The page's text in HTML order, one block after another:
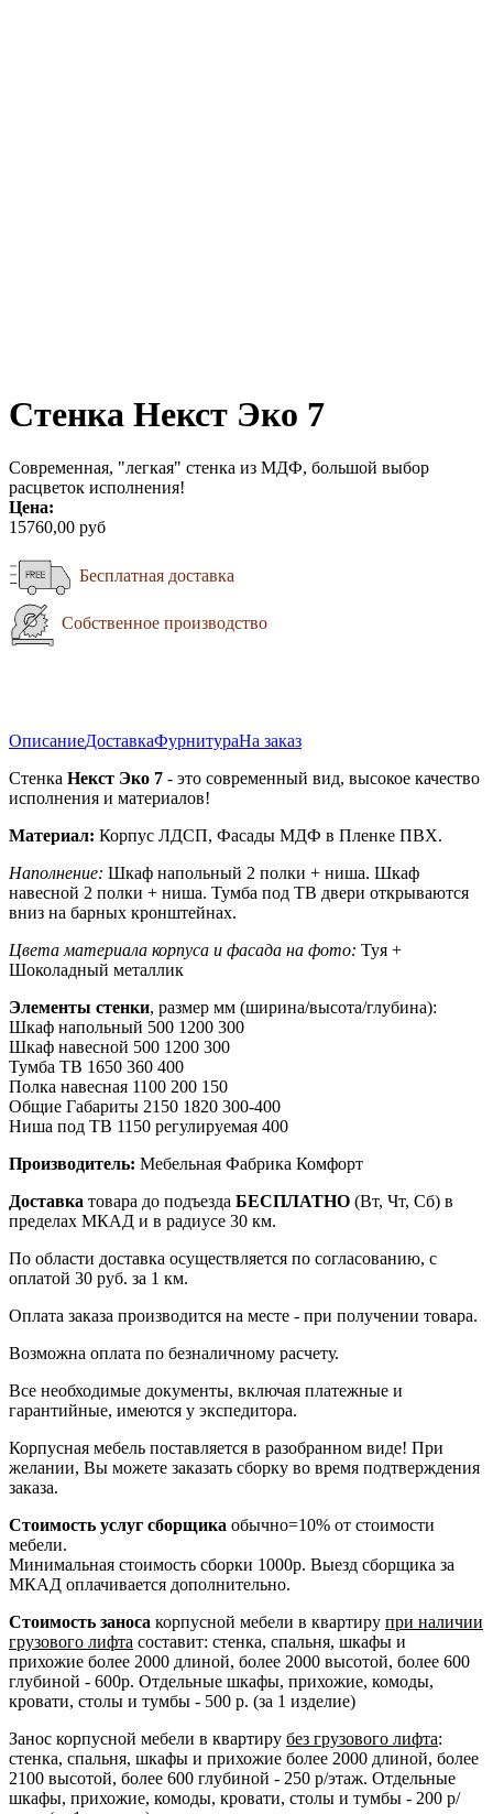
Стенка Некст Эко 7
Современная, "легкая" стенка из МДФ, большой выбор
расцветок исполнения!
Цена:
15760,00 руб
Бесплатная доставка
Собственное производство
ОписаниеДоставкаФурнитураНа заказ
Стенка Некст Эко 7 - это современный вид, высокое качество
исполнения и материалов!
Материал: Корпус ЛДСП, Фасады МДФ в Пленке ПВХ.
Наполнение: Шкаф напольный 2 полки + ниша. Шкаф
навесной 2 полки + ниша. Тумба под ТВ двери открываются
вниз на барных кронштейнах.
Цвета материала корпуса и фасада на фото: Туя +
Шоколадный металлик
Элементы стенки, размер мм (ширина/высота/глубина):
Шкаф напольный 500 1200 300
Шкаф навесной 500 1200 300
Тумба ТВ 1650 360 400
Полка навесная 1100 200 150
Общие Габариты 2150 1820 300-400
Ниша под ТВ 1150 регулируемая 400
Производитель: Мебельная Фабрика Комфорт
Доставка товара до подъезда БЕСПЛАТНО (Вт, Чт, Сб) в
пределах МКАД и в радиусе 30 км.
По области доставка осуществляется по согласованию, с
оплатой 30 руб. за 1 км.
Оплата заказа производится на месте - при получении товара.
Возможна оплата по безналичному расчету.
Все необходимые документы, включая платежные и
гарантийные, имеются у экспедитора.
Корпусная мебель поставляется в разобранном виде! При
желании, Вы можете заказать сборку во время подтверждения
заказа.
Стоимость услуг сборщика обычно=10% от стоимости
мебели.
Минимальная стоимость сборки 1000р. Выезд сборщика за
МКАД оплачивается дополнительно.
Стоимость заноса корпусной мебели в квартиру при наличии
грузового лифта составит: стенка, спальня, шкафы и
прихожие более 2000 длиной, более 2000 высотой, более 600
глубиной - 600р. Отдельные шкафы, прихожие, комоды,
кровати, столы и тумбы - 500 р. (за 1 изделие)
Занос корпусной мебели в квартиру без грузового лифта:
стенка, спальня, шкафы и прихожие более 2000 длиной, более
2100 высотой, более 600 глубиной - 250 р/этаж. Отдельные
шкафы, прихожие, комоды, кровати, столы и тумбы - 200 р/